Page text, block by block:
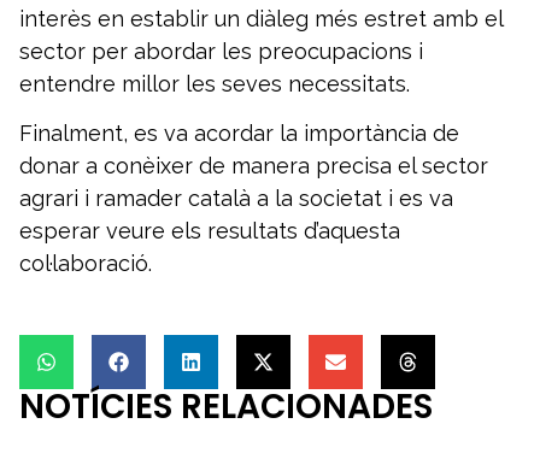
interès en establir un diàleg més estret amb el
sector per abordar les preocupacions i
entendre millor les seves necessitats.
Finalment, es va acordar la importància de
donar a conèixer de manera precisa el sector
agrari i ramader català a la societat i es va
esperar veure els resultats d’aquesta
col·laboració.
NOTÍCIES RELACIONADES